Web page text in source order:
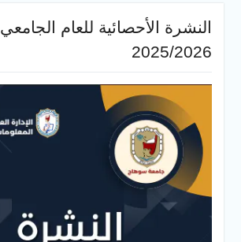
النشرة الأحصائية للعام الجامعي
2025/2026